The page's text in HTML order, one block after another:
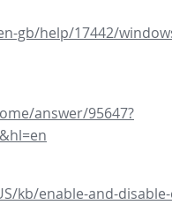
gb/help/17442/
answer/95647?
kb/enable-and-